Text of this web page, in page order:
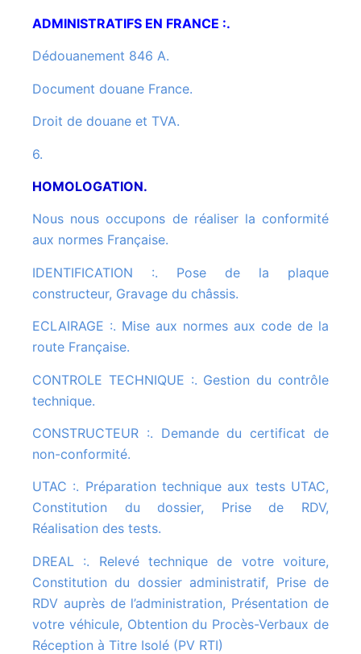
ADMINISTRATIFS EN FRANCE :.
Dédouanement 846 A.
Document douane France.
Droit de douane et TVA.
6.
HOMOLOGATION.
Nous nous occupons de réaliser la conformité
aux normes Française.
IDENTIFICATION :. Pose de la plaque
constructeur, Gravage du châssis.
ECLAIRAGE :. Mise aux normes aux code de la
route Française.
CONTROLE TECHNIQUE :. Gestion du contrôle
technique.
CONSTRUCTEUR :. Demande du certificat de
non-conformité.
UTAC :. Préparation technique aux tests UTAC,
Constitution du dossier, Prise de RDV,
Réalisation des tests.
DREAL :. Relevé technique de votre voiture,
Constitution du dossier administratif, Prise de
RDV auprès de l’administration, Présentation de
votre véhicule, Obtention du Procès-Verbaux de
Réception à Titre Isolé (PV RTI)